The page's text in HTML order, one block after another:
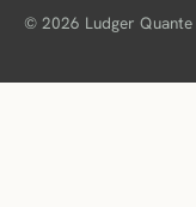
© 2026 Ludger Quante